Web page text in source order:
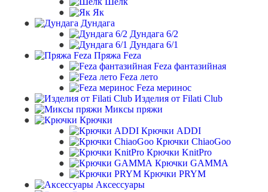
Як
Дундага
Дундага 6/2
Дундага 6/1
Пряжа Feza
Feza фантазийная
Feza лето
Feza меринос
Изделия от Filati Club
Миксы пряжи
Крючки
Крючки ADDI
Крючки ChiaoGoo
Крючки KnitPro
Крючки GAMMA
Крючки PRYM
Аксессуары